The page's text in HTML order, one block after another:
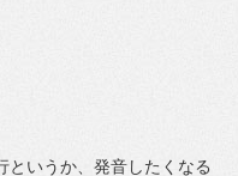
というか、発音したくなる